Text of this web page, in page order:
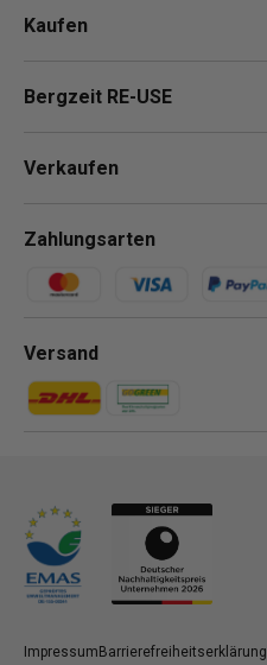
Kaufen
Bergzeit RE-USE
Verkaufen
Zahlungsarten
Zahlungsmethoden
Versand
Zahlungsmethoden
Zahlungsmethoden
ImpressumBarrierefreiheitserklärung